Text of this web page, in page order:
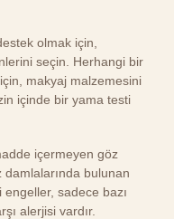
olmak için,
seçin. Herhangi bir
makyaj malzemesini
içinde bir yama testi
içermeyen göz
damlalarında bulunan
sadece bazı
alerjisi vardır.